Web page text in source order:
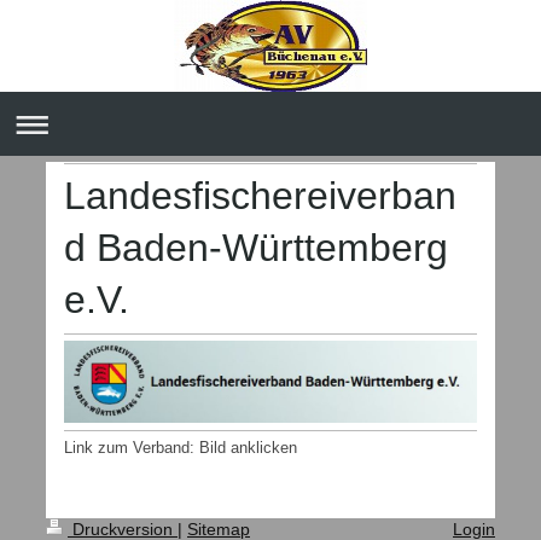
Landesfischereiverban
d Baden-Württemberg
e.V.
Link zum Verband: Bild anklicken
Druckversion | Sitemap
Login